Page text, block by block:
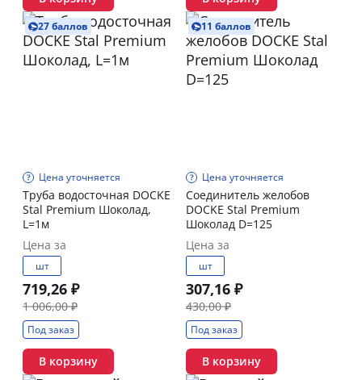
27 баллов
Цена уточняется
Труба водосточная DOCKE
Stal Premium Шоколад,
L=1м
Цена за
шт
719,26 ₽
1 006,00 ₽
Под заказ
В корзину
11 баллов
Цена уточняется
Соединитель желобов
DOCKE Stal Premium
Шоколад D=125
Цена за
шт
307,16 ₽
430,00 ₽
Под заказ
В корзину